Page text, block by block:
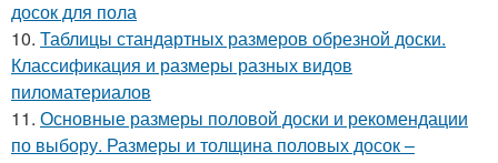
досок для пола
10. Таблицы стандартных размеров обрезной доски.
Классификация и размеры разных видов
пиломатериалов
11. Основные размеры половой доски и рекомендации
по выбору. Размеры и толщина половых досок –